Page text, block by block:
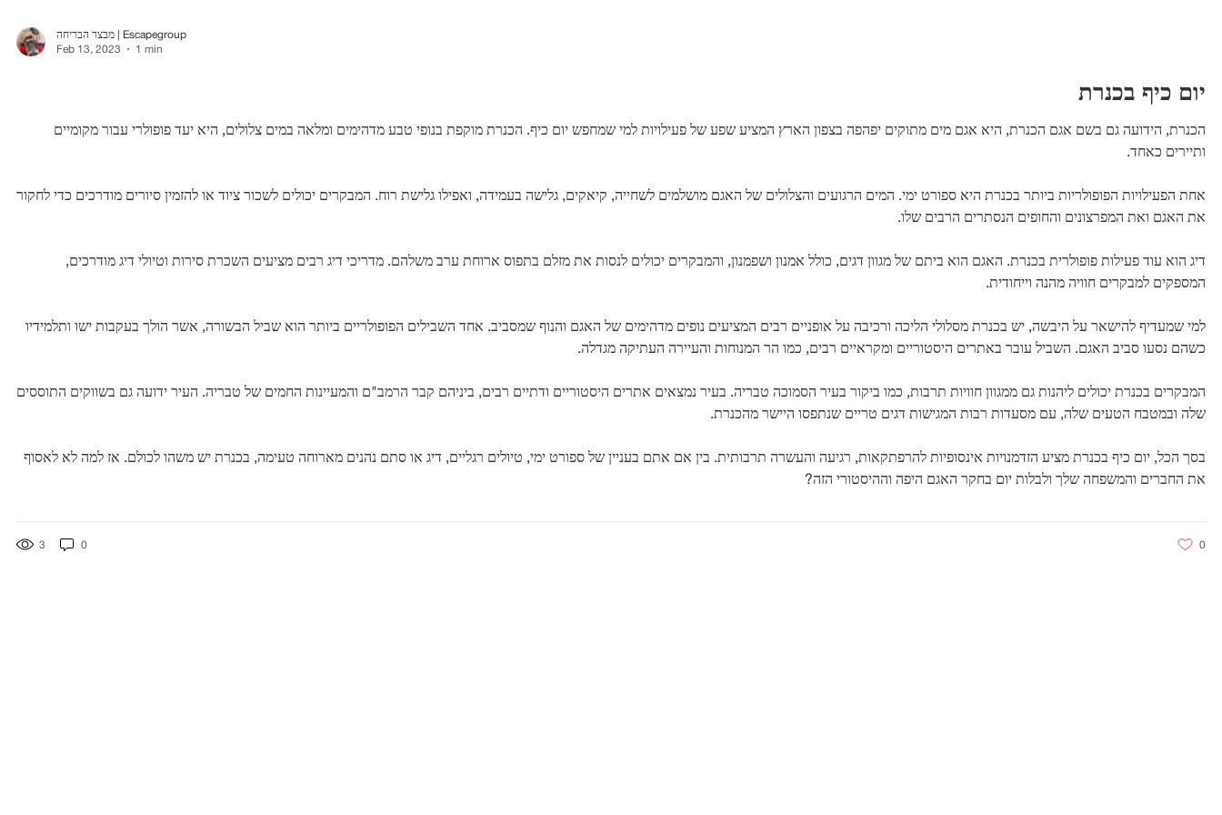
מבצר הבריחה | Escapegroup
Feb 13, 2023
1 min
יום כיף בכנרת
הכנרת, הידועה גם בשם אגם הכנרת, היא אגם מים מתוקים יפהפה בצפון הארץ המציע שפע של פעילויות למי שמחפש יום כיף. הכנרת מוקפת בנופי טבע מדהימים ומלאה במים צלולים, היא יעד פופולרי עבור מקומיים
ותיירים כאחד.
אחת הפעילויות הפופולריות ביותר בכנרת היא ספורט ימי. המים הרגועים והצלולים של האגם מושלמים לשחייה, קיאקים, גלישה בעמידה, ואפילו גלישת רוח. המבקרים יכולים לשכור ציוד או להזמין סיורים מודרכים כדי לחקור
את האגם ואת המפרצונים והחופים הנסתרים הרבים שלו.
דיג הוא עוד פעילות פופולרית בכנרת. האגם הוא ביתם של מגוון דגים, כולל אמנון ושפמנון, והמבקרים יכולים לנסות את מזלם בתפוס ארוחת ערב משלהם. מדריכי דיג רבים מציעים השכרת סירות וטיולי דיג מודרכים,
המספקים למבקרים חוויה מהנה וייחודית.
למי שמעדיף להישאר על היבשה, יש בכנרת מסלולי הליכה ורכיבה על אופניים רבים המציעים נופים מדהימים של האגם והנוף שמסביב. אחד השבילים הפופולריים ביותר הוא שביל הבשורה, אשר הולך בעקבות ישו ותלמידיו
כשהם נסעו סביב האגם. השביל עובר באתרים היסטוריים ומקראיים רבים, כמו הר המנוחות והעיירה העתיקה מגדלה.
המבקרים בכנרת יכולים ליהנות גם ממגוון חוויות תרבות, כמו ביקור בעיר הסמוכה טבריה. בעיר נמצאים אתרים היסטוריים ודתיים רבים, ביניהם קבר הרמב"ם והמעיינות החמים של טבריה. העיר ידועה גם בשווקים התוססים
שלה ובמטבח הטעים שלה, עם מסעדות רבות המגישות דגים טריים שנתפסו היישר מהכנרת.
בסך הכל, יום כיף בכנרת מציע הזדמנויות אינסופיות להרפתקאות, רגיעה והעשרה תרבותית. בין אם אתם בעניין של ספורט ימי, טיולים רגליים, דיג או סתם נהנים מארוחה טעימה, בכנרת יש משהו לכולם. אז למה לא לאסוף
את החברים והמשפחה שלך ולבלות יום בחקר האגם היפה וההיסטורי הזה?
3 0 0